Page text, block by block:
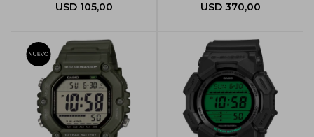
USD 105,00 USD 370,00